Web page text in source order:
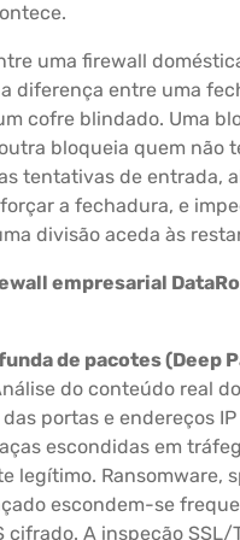
uma firewall
diferença entre uma
cofre blindado. Uma
bloqueia quem não
tentativas de entrada,
a fechadura, e
divisão aceda às
empresarial
de pacotes (Deep
do conteúdo real
portas e endereços
escondidas em
legítimo. Ransomware,
escondem-se
cifrado. A inspeção SSL/